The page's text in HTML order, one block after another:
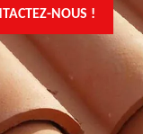
NOUS !